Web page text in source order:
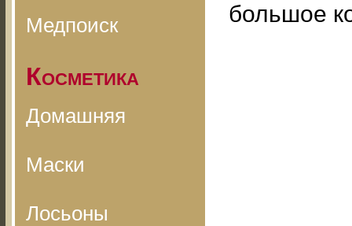
Медпоиск
Косметика
Домашняя
Маски
Лосьоны
большое